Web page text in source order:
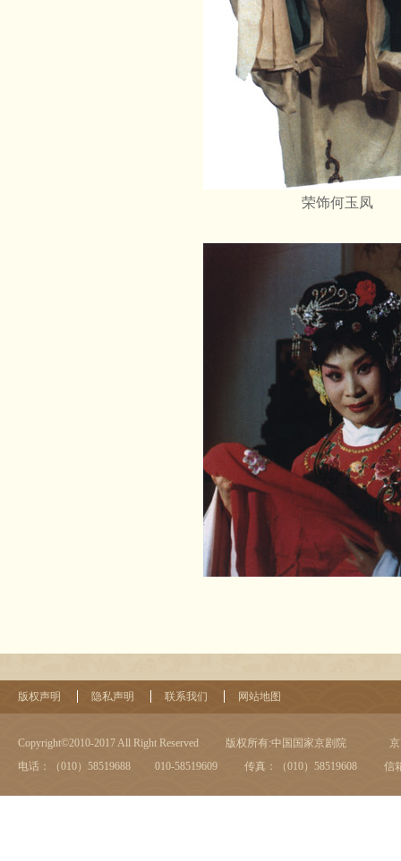
荣饰何玉凤
版权声明 隐私声明 联系我们 网站地图
Copyright©2010-2017 All Right Reserved 版权所有:中国国家京剧院
电话：（010）58519688 010-58519609
传真：（010）58519608 信